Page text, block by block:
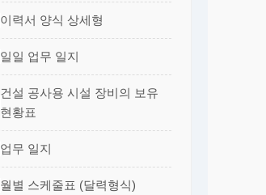
이력서 양식 상세형
일일 업무 일지
건설 공사용 시설 장비의 보유
현황표
업무 일지
월별 스케줄표 (달력형식)